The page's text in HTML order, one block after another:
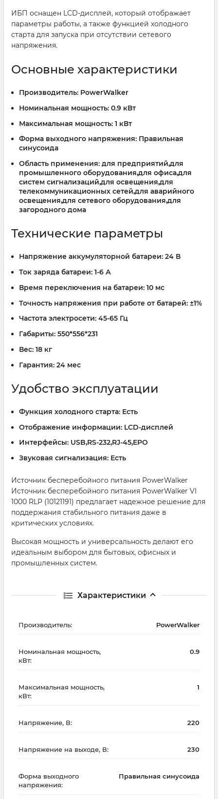
ИБП оснащен LCD-дисплей, который отображает
параметры работы, а также функцией холодного
старта для запуска при отсутствии сетевого
напряжения.
Основные характеристики
Производитель: PowerWalker
Номинальная мощность: 0.9 кВт
Максимальная мощность: 1 кВт
Форма выходного напряжения: Правильная
синусоида
Область применения: для предприятий,для
промышленного оборудования,для офиса,для
систем сигнализаций,для освещения,для
телекоммуникационных сетей,для аварийного
освещения,для сетевого оборудования,для
загородного дома
Технические параметры
Напряжение аккумуляторной батареи: 24 В
Ток заряда батареи: 1-6 А
Время переключения на батареи: 10 мс
Точность напряжения при работе от батарей: ±1%
Частота электросети: 45-65 Гц
Габариты: 550*556*231
Вес: 18 кг
Гарантия: 24 мес
Удобство эксплуатации
Функция холодного старта: Есть
Отображение информации: LCD-дисплей
Интерфейсы: USB,RS-232,RJ-45,EPO
Звуковая сигнализация: Есть
Источник бесперебойного питания PowerWalker
Источник бесперебойного питания PowerWalker VI
1000 RLP (10121191) предлагает надежное решение для
поддержания стабильного питания даже в
критических условиях.
Высокая мощность и универсальность делают его
идеальным выбором для бытовых, офисных и
промышленных систем.
Характеристики
Производитель: PowerWalker
Номинальная мощность,
кВт:
0.9
Максимальная мощность,
кВт:
1
Напряжение, В: 220
Напряжение на выходе, В: 230
Форма выходного
напряжения:
Правильная синусоида